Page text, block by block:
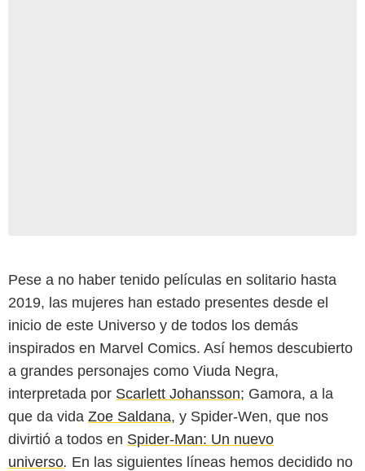
Pese a no haber tenido películas en solitario hasta
2019, las mujeres han estado presentes desde el
inicio de este Universo y de todos los demás
inspirados en Marvel Comics. Así hemos descubierto
a grandes personajes como Viuda Negra,
interpretada por Scarlett Johansson; Gamora, a la
que da vida Zoe Saldana, y Spider-Wen, que nos
divirtió a todos en Spider-Man: Un nuevo
universo. En las siguientes líneas hemos decidido no
Marvel / Disney